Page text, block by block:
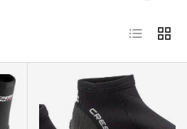
Liste Grille